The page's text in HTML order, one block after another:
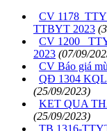
CV
TTBYT 2023
CV 1200
2023 (07/09/
CV Báo giá
QĐ 1304
(25/09/2023)
KET QUA
(25/09/2023)